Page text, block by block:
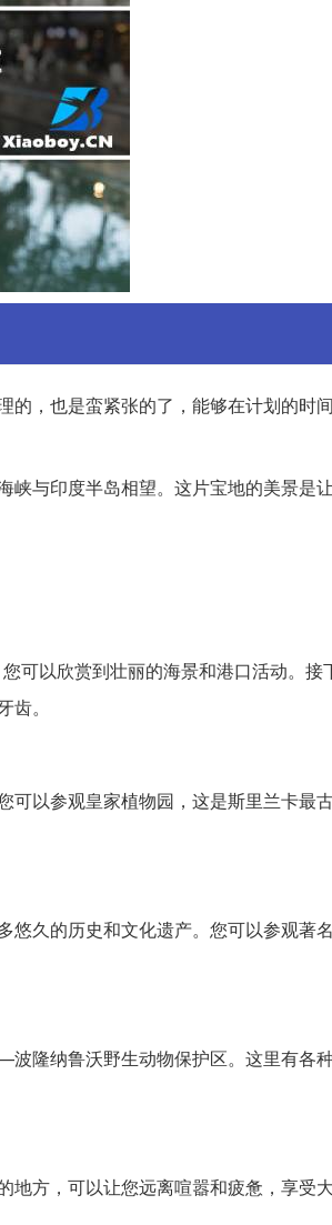
，也是蛮紧张的了，能够在计划的时
与印度半岛相望。这片宝地的美景是
可以欣赏到壮丽的海景和港口活动。接
。
以参观皇家植物园，这是斯里兰卡最
久的历史和文化遗产。您可以参观著
隆纳鲁沃野生动物保护区。这里有各
方，可以让您远离喧嚣和疲惫，享受大